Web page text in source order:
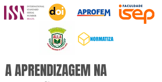
A APRENDIZAGEM NA